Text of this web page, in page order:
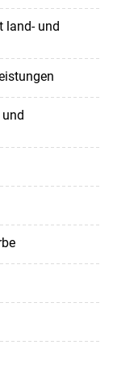
land- und